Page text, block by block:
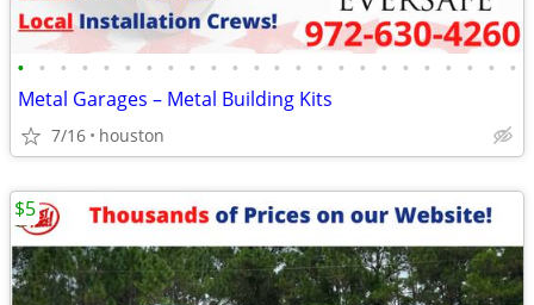
• • • • • • • • • • • • • • • • • • • • • • • •
Metal Garages – Metal Building Kits
7/16 houston
$5